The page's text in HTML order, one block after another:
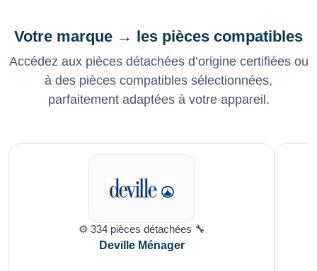
Votre marque → les pièces compatibles
Accédez aux pièces détachées d’origine certifiées ou
à des pièces compatibles sélectionnées,
parfaitement adaptées à votre appareil.
⚙️ 334 pièces détachées 🔧
Deville Ménager